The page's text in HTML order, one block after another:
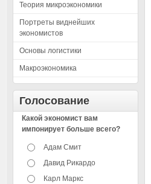
Теория микроэкономики
Портреты виднейших
экономистов
Основы логистики
Макроэкономика
Голосование
Какой экономист вам
импонирует больше всего?
Адам Смит
Давид Рикардо
Карл Маркс